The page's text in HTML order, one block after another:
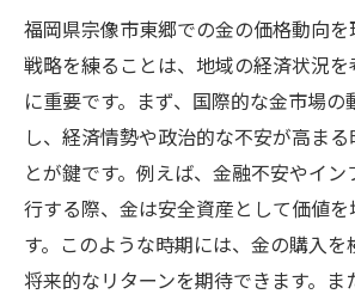
福岡県宗像市東郷での金の価格動向
戦略を練ることは、地域の経済状況
に重要です。まず、国際的な金市場
し、経済情勢や政治的な不安が高ま
とが鍵です。例えば、金融不安やイ
行する際、金は安全資産として価値
す。このような時期には、金の購入を
将来的なリターンを期待できます。ま